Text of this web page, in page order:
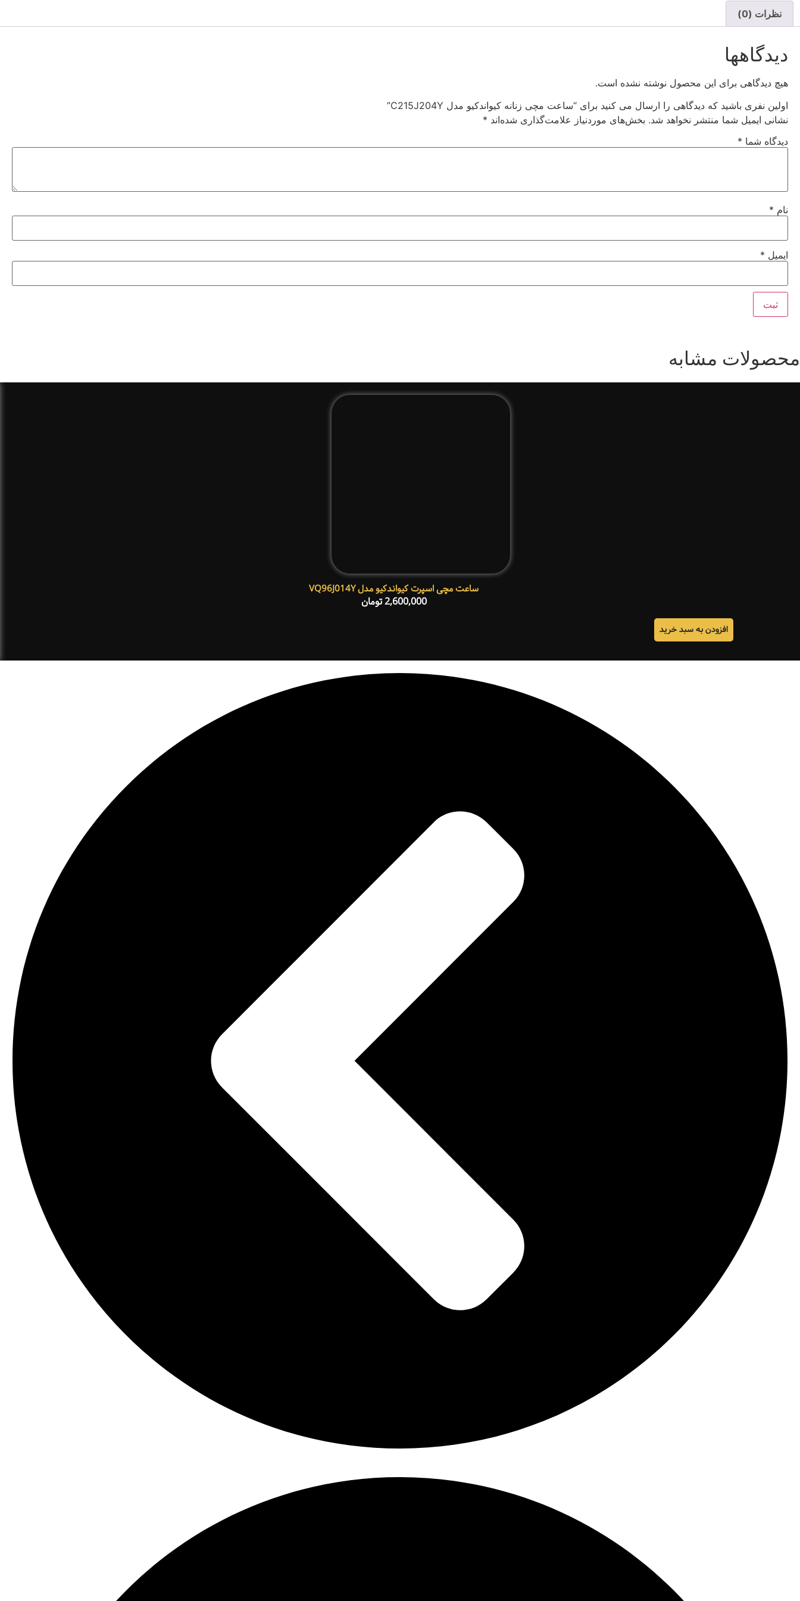
نظرات (0)
دیدگاهها
هیچ دیدگاهی برای این محصول نوشته نشده است.
اولین نفری باشید که دیدگاهی را ارسال می کنید برای “ساعت مچی زنانه کیواندکیو مدل C215J204Y”
نشانی ایمیل شما منتشر نخواهد شد. بخش‌های موردنیاز علامت‌گذاری شده‌اند *
دیدگاه شما *
نام *
ایمیل *
محصولات مشابه
ساعت مچی اسپرت کیواندکیو مدل VQ96J014Y
2,600,000تومان
افزودن به سبد خرید